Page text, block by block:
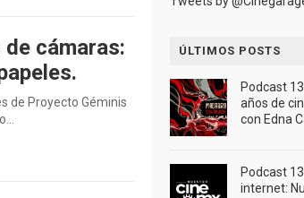
cámaras:
de Proyecto Géminis
ÚLTIMOS POSTS
Podcast
años de
con Edna
Podcast
internet: